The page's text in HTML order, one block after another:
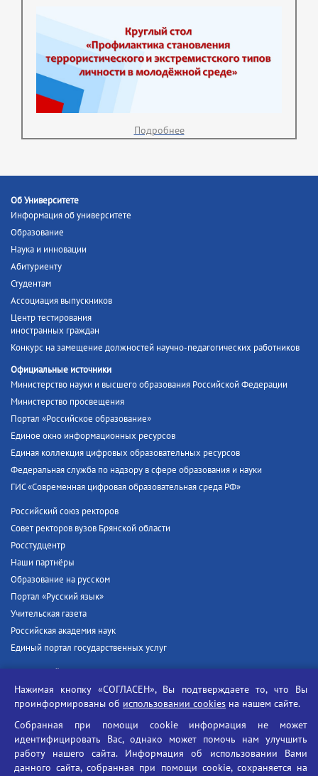
Подробнее
Об Университете
Информация об университете
Образование
Наука и инновации
Абитуриенту
Студентам
Ассоциация выпускников
Центр тестирования
иностранных граждан
Конкурс на замещение должностей научно-педагогических работников
Официальные источники
Министерство науки и высшего образования Российской Федерации
Министерство просвещения
Портал «Российское образование»
Единое окно информационных ресурсов
Единая коллекция цифровых образовательных ресурсов
Федеральная служба по надзору в сфере образования и науки
ГИС «Современная цифровая образовательная среда РФ»
Российский союз ректоров
Совет ректоров вузов Брянской области
Росстудцентр
Наши партнёры
Образование на русском
Портал «Русский язык»
Учительская газета
Российская академия наук
Единый портал государственных услуг
Противодействие терроризму
Противодействие угрозам информационной безопасности
Социальные ролики - Генеральная прокуратура РФ
Противодействие коррупции
БГУ против наркотиков
Брянский государственный университет
Нажимая кнопку «СОГЛАСЕН», Вы подтверждаете то, что Вы
проинформированы об использовании cookies на нашем сайте.
Собранная при помощи cookie информация не может
идентифицировать Вас, однако может помочь нам улучшить
работу нашего сайта. Информация об использовании Вами
данного сайта, собранная при помощи cookie, сохраняется на